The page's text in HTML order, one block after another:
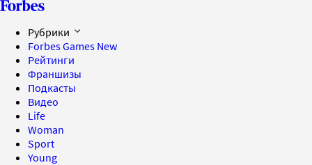
Рубрики
Forbes Games New
Рейтинги
Франшизы
Подкасты
Видео
Life
Woman
Sport
Young